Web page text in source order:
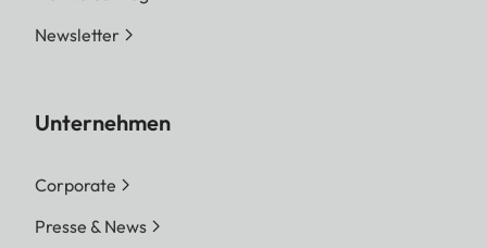
Newsletter
Unternehmen
Corporate
Presse & News